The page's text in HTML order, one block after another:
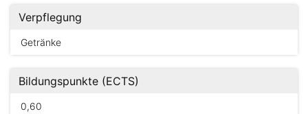
Verpflegung
Getränke
Bildungspunkte (ECTS)
0,60